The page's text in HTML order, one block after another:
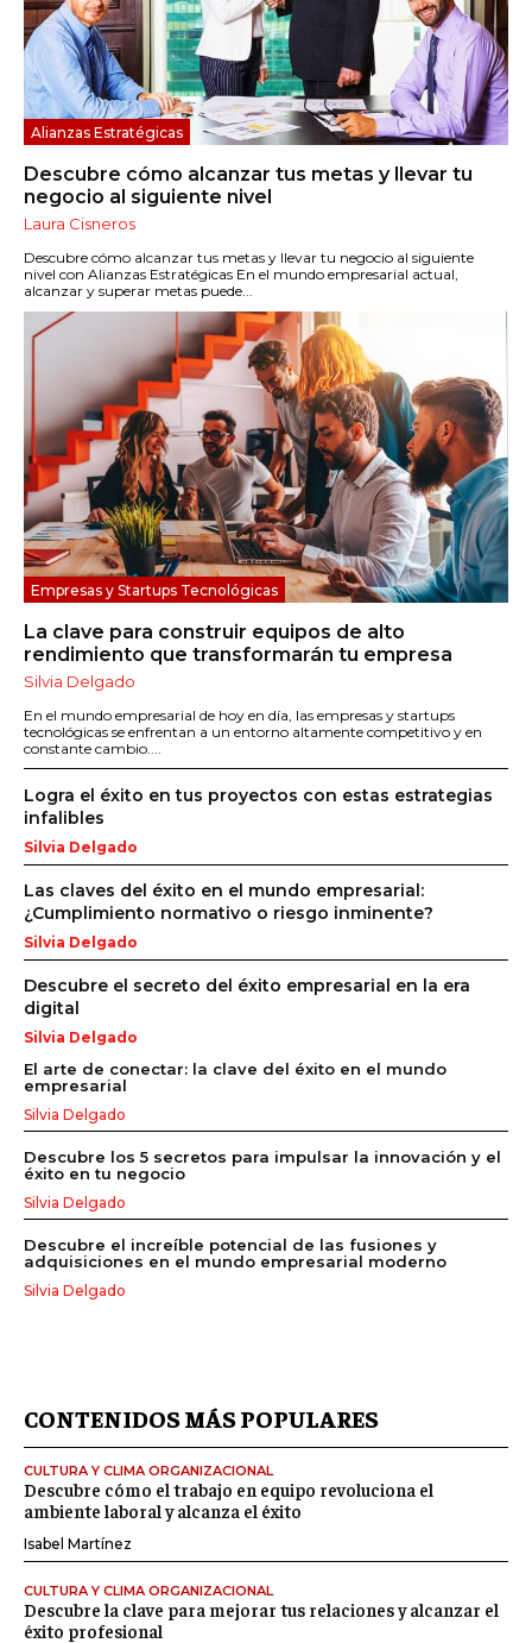
Alianzas Estratégicas
Descubre cómo alcanzar tus metas y llevar tu
negocio al siguiente nivel
Laura Cisneros
Descubre cómo alcanzar tus metas y llevar tu negocio al siguiente
nivel con Alianzas Estratégicas En el mundo empresarial actual,
alcanzar y superar metas puede...
Empresas y Startups Tecnológicas
La clave para construir equipos de alto
rendimiento que transformarán tu empresa
Silvia Delgado
En el mundo empresarial de hoy en día, las empresas y startups
tecnológicas se enfrentan a un entorno altamente competitivo y en
constante cambio....
Logra el éxito en tus proyectos con estas estrategias
infalibles
Silvia Delgado
Las claves del éxito en el mundo empresarial:
¿Cumplimiento normativo o riesgo inminente?
Silvia Delgado
Descubre el secreto del éxito empresarial en la era
digital
Silvia Delgado
El arte de conectar: la clave del éxito en el mundo
empresarial
Silvia Delgado
Descubre los 5 secretos para impulsar la innovación y el
éxito en tu negocio
Silvia Delgado
Descubre el increíble potencial de las fusiones y
adquisiciones en el mundo empresarial moderno
Silvia Delgado
CONTENIDOS MÁS POPULARES
CULTURA Y CLIMA ORGANIZACIONAL
Descubre cómo el trabajo en equipo revoluciona el
ambiente laboral y alcanza el éxito
Isabel Martínez
CULTURA Y CLIMA ORGANIZACIONAL
Descubre la clave para mejorar tus relaciones y alcanzar el
éxito profesional